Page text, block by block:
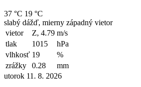
37 °C 19 °C
slabý dážď, mierny západný vietor
vietor
Z, 4.79 m/s
tlak
1015
hPa
vlhkosť 19
%
zrážky
0.28
mm
utorok 11. 8. 2026